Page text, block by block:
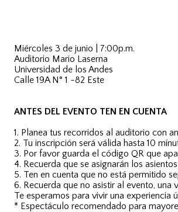
Miércoles 3 de junio | 7:00p.m.
Auditorio Mario Laserna
Universidad de los Andes
Calle 19A N° 1 -82 Este
ANTES DEL EVENTO TEN EN CUENTA
1. Planea tus recorridos al auditorio con
2. Tu inscripción será válida hasta 10
3. Por favor guarda el código QR que
4. Recuerda que se asignarán los
5. Ten en cuenta que no está permitido
6. Recuerda que no asistir al evento,
Te esperamos para vivir una experiencia
* Espectáculo recomendado para